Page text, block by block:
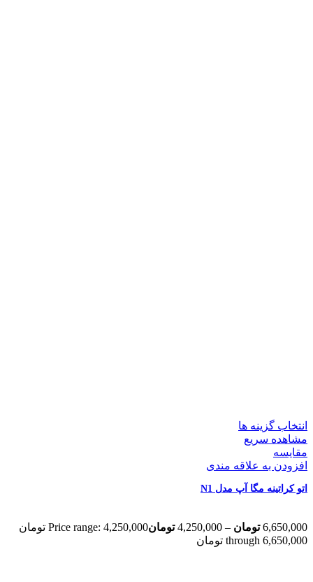
انتخاب گزینه ها
مشاهده سریع
مقایسه
افزودن به علاقه مندی
اتو کراتینه مگا آپ مدل N1
6,650,000 تومان –
4,250,000 تومان
Price range: 4,250,000 تومان
through 6,650,000 تومان